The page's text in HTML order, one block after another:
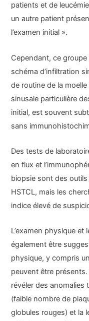
patients et de
un autre patient
l’examen initial ».
Cependant, ce
schéma d’infiltration
de routine de la
sinusale particulière
initial, est souvent
sans
Des tests de
en flux et
biopsie sont des
HSTCL, mais les
indice élevé de
L’examen physique
également être
physique, y compris
peuvent être
révéler des anomalies
(faible nombre de
globules rouges) et la